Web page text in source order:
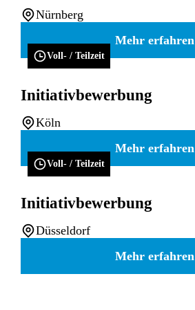
Nürnberg
Mehr erfahren
Voll- / Teilzeit
Initiativbewerbung
Köln
Mehr erfahren
Voll- / Teilzeit
Initiativbewerbung
Düsseldorf
Mehr erfahren